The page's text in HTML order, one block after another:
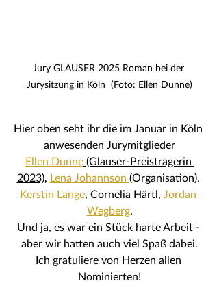
Jury GLAUSER 2025 Roman bei der
Jurysitzung in Köln  (Foto: Ellen Dunne)
Hier oben seht ihr die im Januar in Köln
anwesenden Jurymitglieder
Ellen Dunne (Glauser-Preisträgerin
2023), Lena Johannson (Organisation),
Kerstin Lange, Cornelia Härtl, Jordan
Wegberg.
Und ja, es war ein Stück harte Arbeit -
aber wir hatten auch viel Spaß dabei.
Ich gratuliere von Herzen allen
Nominierten!